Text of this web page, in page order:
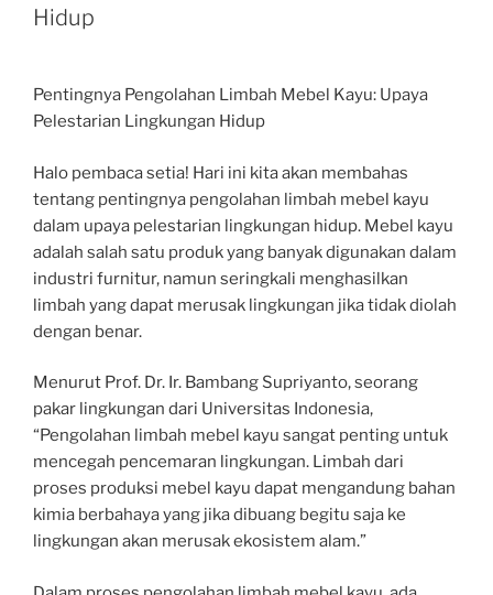
Hidup
Pentingnya Pengolahan Limbah Mebel Kayu: Upaya
Pelestarian Lingkungan Hidup
Halo pembaca setia! Hari ini kita akan membahas
tentang pentingnya pengolahan limbah mebel kayu
dalam upaya pelestarian lingkungan hidup. Mebel kayu
adalah salah satu produk yang banyak digunakan dalam
industri furnitur, namun seringkali menghasilkan
limbah yang dapat merusak lingkungan jika tidak diolah
dengan benar.
Menurut Prof. Dr. Ir. Bambang Supriyanto, seorang
pakar lingkungan dari Universitas Indonesia,
“Pengolahan limbah mebel kayu sangat penting untuk
mencegah pencemaran lingkungan. Limbah dari
proses produksi mebel kayu dapat mengandung bahan
kimia berbahaya yang jika dibuang begitu saja ke
lingkungan akan merusak ekosistem alam.”